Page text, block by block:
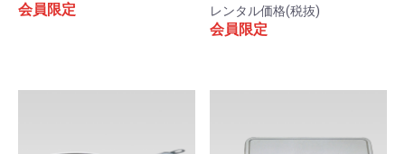
会員限定 レンタル価格(税抜)
会員限定